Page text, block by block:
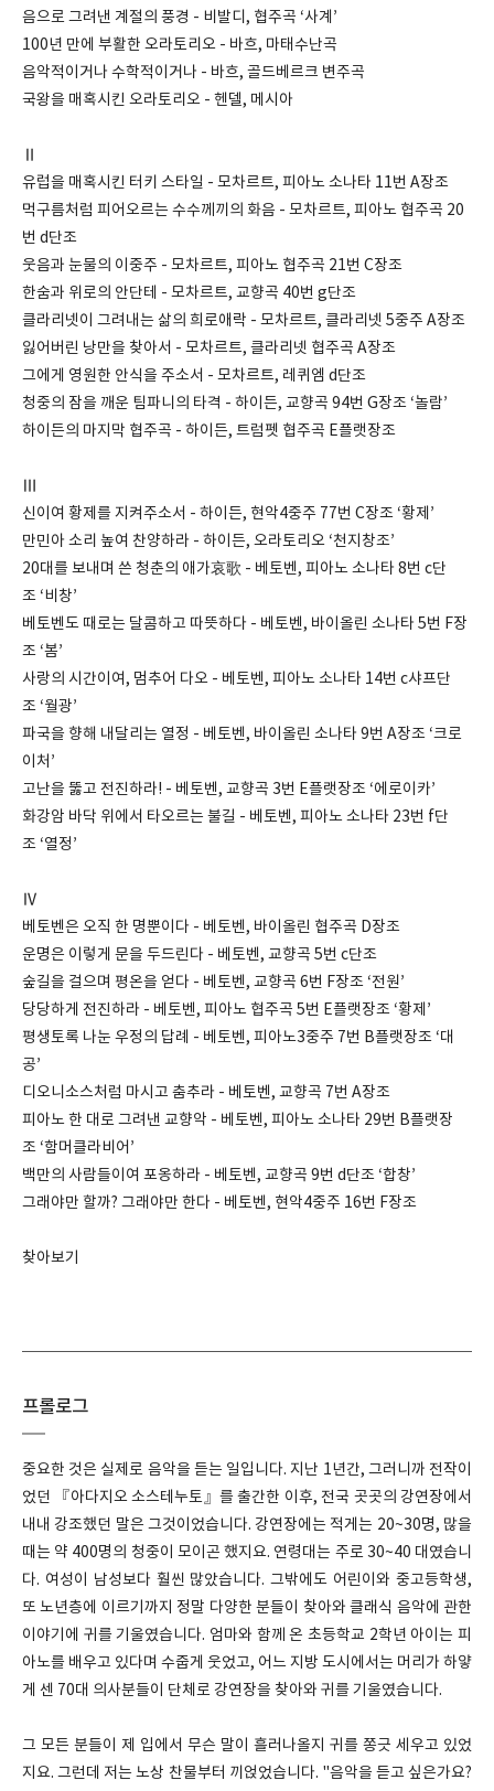
음으로 그려낸 계절의 풍경 - 비발디, 협주곡 ‘사계’
100년 만에 부활한 오라토리오 - 바흐, 마태수난곡
음악적이거나 수학적이거나 - 바흐, 골드베르크 변주곡
국왕을 매혹시킨 오라토리오 - 헨델, 메시아
유럽을 매혹시킨 터키 스타일 - 모차르트, 피아노 소나타 11번 A장조
먹구름처럼 피어오르는 수수께끼의 화음 - 모차르트, 피아노 협주곡 20
번 d단조
웃음과 눈물의 이중주 - 모차르트, 피아노 협주곡 21번 C장조
한숨과 위로의 안단테 - 모차르트, 교향곡 40번 g단조
클라리넷이 그려내는 삶의 희로애락 - 모차르트, 클라리넷 5중주 A장조
잃어버린 낭만을 찾아서 - 모차르트, 클라리넷 협주곡 A장조
그에게 영원한 안식을 주소서 - 모차르트, 레퀴엠 d단조
청중의 잠을 깨운 팀파니의 타격 - 하이든, 교향곡 94번 G장조 ‘놀람’
하이든의 마지막 협주곡 - 하이든, 트럼펫 협주곡 E플랫장조
신이여 황제를 지켜주소서 - 하이든, 현악4중주 77번 C장조 ‘황제’
만민아 소리 높여 찬양하라 - 하이든, 오라토리오 ‘천지창조’
20대를 보내며 쓴 청춘의 애가哀歌 - 베토벤, 피아노 소나타 8번 c단
조 ‘비창’
베토벤도 때로는 달콤하고 따뜻하다 - 베토벤, 바이올린 소나타 5번 F장
조 ‘봄’
사랑의 시간이여, 멈추어 다오 - 베토벤, 피아노 소나타 14번 c샤프단
조 ‘월광’
파국을 향해 내달리는 열정 - 베토벤, 바이올린 소나타 9번 A장조 ‘크로
이처’
고난을 뚫고 전진하라! - 베토벤, 교향곡 3번 E플랫장조 ‘에로이카’
화강암 바닥 위에서 타오르는 불길 - 베토벤, 피아노 소나타 23번 f단
조 ‘열정’
Ⅳ
베토벤은 오직 한 명뿐이다 - 베토벤, 바이올린 협주곡 D장조
운명은 이렇게 문을 두드린다 - 베토벤, 교향곡 5번 c단조
숲길을 걸으며 평온을 얻다 - 베토벤, 교향곡 6번 F장조 ‘전원’
당당하게 전진하라 - 베토벤, 피아노 협주곡 5번 E플랫장조 ‘황제’
평생토록 나눈 우정의 답례 - 베토벤, 피아노3중주 7번 B플랫장조 ‘대
공’
디오니소스처럼 마시고 춤추라 - 베토벤, 교향곡 7번 A장조
피아노 한 대로 그려낸 교향악 - 베토벤, 피아노 소나타 29번 B플랫장
조 ‘함머클라비어’
백만의 사람들이여 포옹하라 - 베토벤, 교향곡 9번 d단조 ‘합창’
그래야만 할까? 그래야만 한다 - 베토벤, 현악4중주 16번 F장조
찾아보기
프롤로그
중요한 것은 실제로 음악을 듣는 일입니다. 지난 1년간, 그러니까 전작이
었던 『아다지오 소스테누토』를 출간한 이후, 전국 곳곳의 강연장에서
내내 강조했던 말은 그것이었습니다. 강연장에는 적게는 20~30명, 많을
때는 약 400명의 청중이 모이곤 했지요. 연령대는 주로 30~40 대였습니
다. 여성이 남성보다 훨씬 많았습니다. 그밖에도 어린이와 중고등학생,
또 노년층에 이르기까지 정말 다양한 분들이 찾아와 클래식 음악에 관한
이야기에 귀를 기울였습니다. 엄마와 함께 온 초등학교 2학년 아이는 피
아노를 배우고 있다며 수줍게 웃었고, 어느 지방 도시에서는 머리가 하얗
게 센 70대 의사분들이 단체로 강연장을 찾아와 귀를 기울였습니다.
그 모든 분들이 제 입에서 무슨 말이 흘러나올지 귀를 쫑긋 세우고 있었
지요. 그런데 저는 노상 찬물부터 끼얹었습니다. "음악을 듣고 싶은가요?